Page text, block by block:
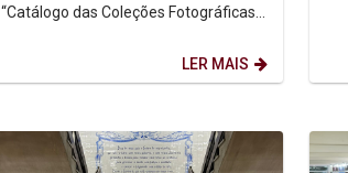
“Catálogo das Coleções Fotográficas
Pernambuco - 80 anos de...LER MAIS